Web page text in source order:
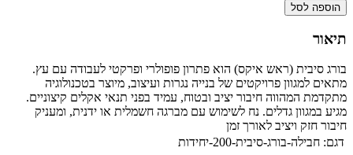
הוספה לסל
תיאור
בורג סיבית (ראש איקס) הוא פתרון פופולרי ופרקטי לעבודה עם עץ.
מתאים למגוון פרויקטים של בנייה נגרות ועיצוב, מיוצר בטכנולוגיה
מתקדמת המהווה חיבור יציב ובטוח, עמיד בפני תנאי אקלים קיצוניים.
מגיע במגוון גדלים. נח לשימוש עם מברגה חשמלית או ידנית, ומעניק
חיבור חזק ויציב לאורך זמן
דגם: חבילה-בורג-סיבית-200-יחידות